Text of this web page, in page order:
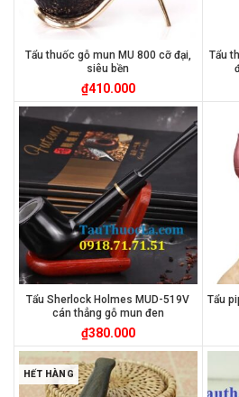
Tẩu thuốc gỗ mun MU 800 cỡ đại,
siêu bền
₫410.000
Tẩu
Tẩu Sherlock Holmes MUD-519V
cán thẳng gỗ mun đen
₫380.000
Tẩu
HẾT HÀNG